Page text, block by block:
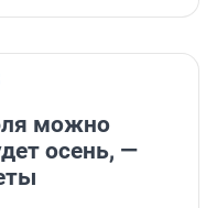
можно
осень, —